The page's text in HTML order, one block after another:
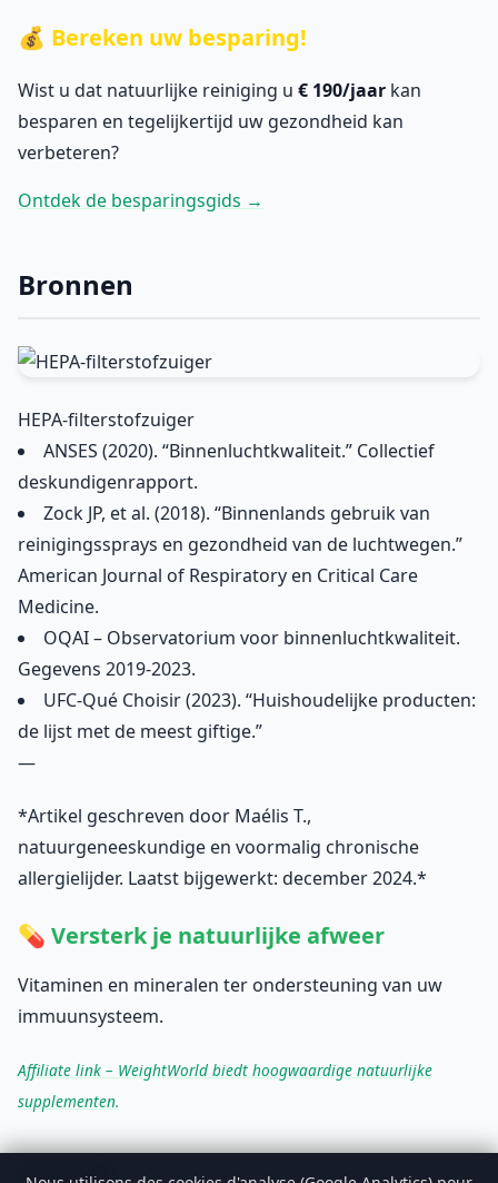
💰 Bereken uw besparing!
Wist u dat natuurlijke reiniging u € 190/jaar kan
besparen en tegelijkertijd uw gezondheid kan
verbeteren?
Ontdek de besparingsgids →
Bronnen
HEPA-filterstofzuiger
ANSES (2020). “Binnenluchtkwaliteit.” Collectief
deskundigenrapport.
Zock JP, et al. (2018). “Binnenlands gebruik van
reinigingssprays en gezondheid van de luchtwegen.”
American Journal of Respiratory en Critical Care
Medicine.
OQAI – Observatorium voor binnenluchtkwaliteit.
Gegevens 2019-2023.
UFC-Qué Choisir (2023). “Huishoudelijke producten:
de lijst met de meest giftige.”
—
*Artikel geschreven door Maélis T.,
natuurgeneeskundige en voormalig chronische
allergielijder. Laatst bijgewerkt: december 2024.*
💊 Versterk je natuurlijke afweer
Vitaminen en mineralen ter ondersteuning van uw
immuunsysteem.
Affiliate link – WeightWorld biedt hoogwaardige natuurlijke
supplementen.
Lees ook